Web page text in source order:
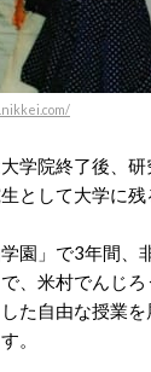
学院終了後、
として大学に残
園」で3年間、
、米村でんじ
た自由な授業
。